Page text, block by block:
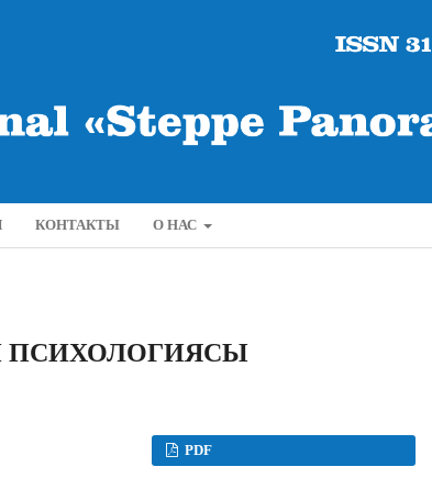
КОНТАКТЫ О НАС
ПСИХОЛОГИЯСЫ
PDF